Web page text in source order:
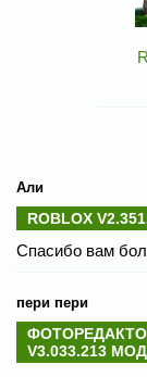
Али
ROBLOX
Спасибо вам
пери пери
V3.033.213